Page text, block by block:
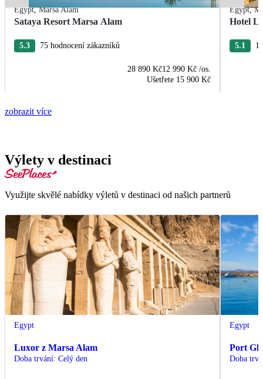
Egypt,Marsa Alam
Sataya Resort Marsa Alam
5.3 75 hodnocení zákazníků
28 890 Kč12 990 Kč /os.
Ušetřete 15 900 Kč
Egypt,
Hotel
5.1
zobrazit více
Výlety v destinaci
Využijte skvělé nabídky výletů v destinaci od našich partnerů
Egypt
Luxor z Marsa Alam
Doba trvání: Celý den
Egypt
Port
Doba